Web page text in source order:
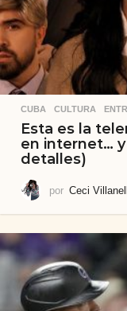
CUBA ,CULTURA ,
Esta es la
en internet…
detalles)
por Ceci